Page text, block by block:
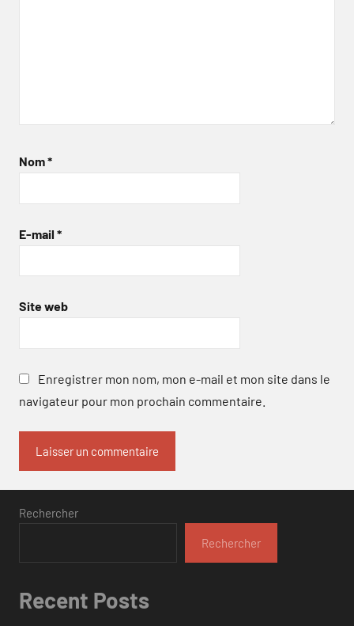
Nom*
E-mail *
Site web
Enregistrer mon nom, mon e-mail et mon site dans le
navigateur pour mon prochain commentaire.
Rechercher
Rechercher
Recent Posts